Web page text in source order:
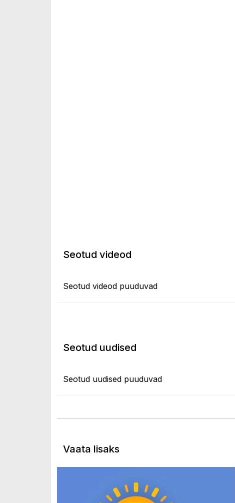
Seotud videod
Seotud videod puuduvad
Seotud uudised
Seotud uudised puuduvad
Vaata lisaks